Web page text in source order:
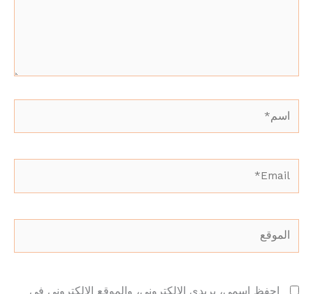
احفظ اسمي، بريدي الإلكتروني، والموقع الإلكتروني في